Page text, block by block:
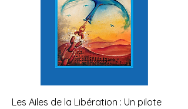
Les Ailes de la Libération : Un pilote